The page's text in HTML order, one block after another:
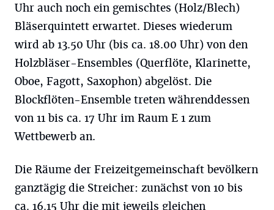
Uhr auch noch ein gemischtes (Holz/Blech)
Bläserquintett erwartet. Dieses wiederum
wird ab 13.50 Uhr (bis ca. 18.00 Uhr) von den
Holzbläser-Ensembles (Querflöte, Klarinette,
Oboe, Fagott, Saxophon) abgelöst. Die
Blockflöten-Ensemble treten währenddessen
von 11 bis ca. 17 Uhr im Raum E 1 zum
Wettbewerb an.
Die Räume der Freizeitgemeinschaft bevölkern
ganztägig die Streicher: zunächst von 10 bis
ca. 16.15 Uhr die mit jeweils gleichen